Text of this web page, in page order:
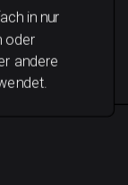
in nur
oder
andere